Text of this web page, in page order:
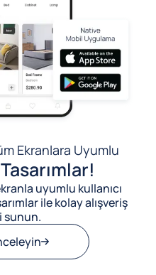
Ekranlara Uyumlu
uyumlu kullanıcı
ile kolay alışveriş
sunun.